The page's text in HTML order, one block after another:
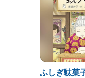
ふしぎ駄菓